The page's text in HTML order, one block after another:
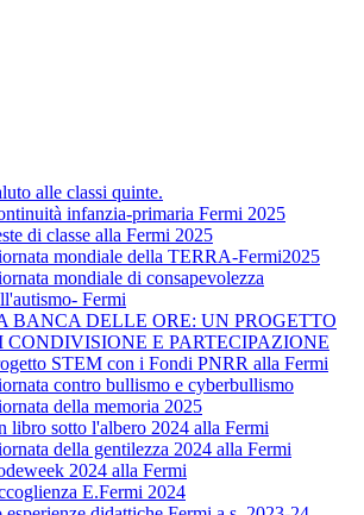
alle classi quinte.
infanzia-primaria Fermi 2025
di classe alla Fermi 2025
mondiale della TERRA-Fermi2025
mondiale di consapevolezza
Fermi
BANCA DELLE ORE: UN PROGETTO
CONDIVISIONE E PARTECIPAZIONE
STEM con i Fondi PNRR alla Fermi
contro bullismo e cyberbullismo
della memoria 2025
libro sotto l'albero 2024 alla Fermi
della gentilezza 2024 alla Fermi
2024 alla Fermi
E.Fermi 2024